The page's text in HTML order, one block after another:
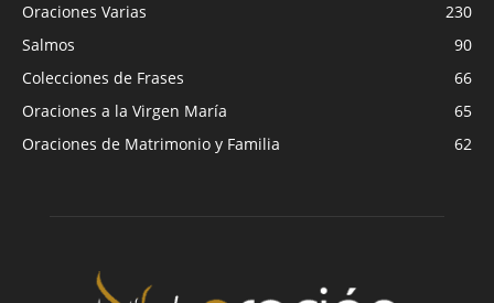
Oraciones Varias
230
Salmos
90
Colecciones de Frases
66
Oraciones a la Virgen María
65
Oraciones de Matrimonio y Familia
62